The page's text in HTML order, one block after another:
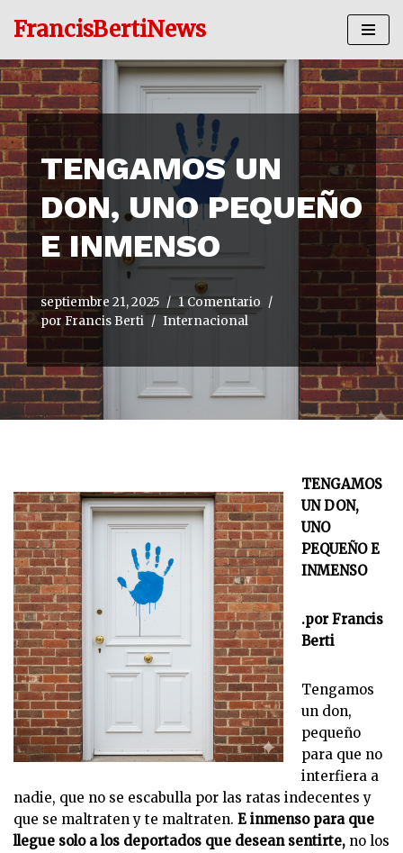
al
contenido
FrancisBertiNews
TENGAMOS UN
DON, UNO PEQUEÑO
E INMENSO
septiembre 21, 2025
1 Comentario
porFrancis Berti Internacional
TENGAMOS
UN DON,
UNO
PEQUEÑO E
INMENSO
.por Francis
Berti
Tengamos
un don,
pequeño
para que no
interfiera a
nadie, que no se escabulla por las ratas indecentes y
que se maltraten y te maltraten. E inmenso para que
llegue solo a los deportados que desean sentirte, no los